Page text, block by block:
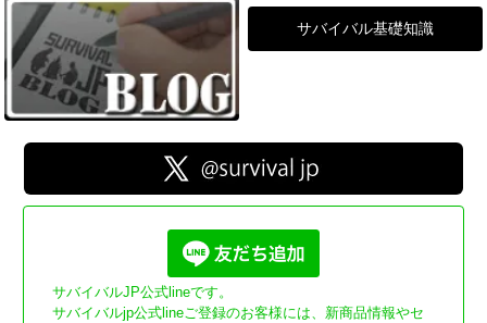
サバイバル基礎知識
サバイバルJP公式lineです。
サバイバルjp公式lineご登録のお客様には、新商品情報やセ